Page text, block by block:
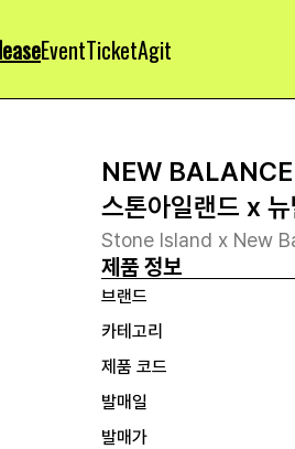
EventTicketAgit
NEW BALANCE
스톤아일랜드 x
Stone Island x New
제품 정보
브랜드
카테고리
제품 코드
발매일
발매가